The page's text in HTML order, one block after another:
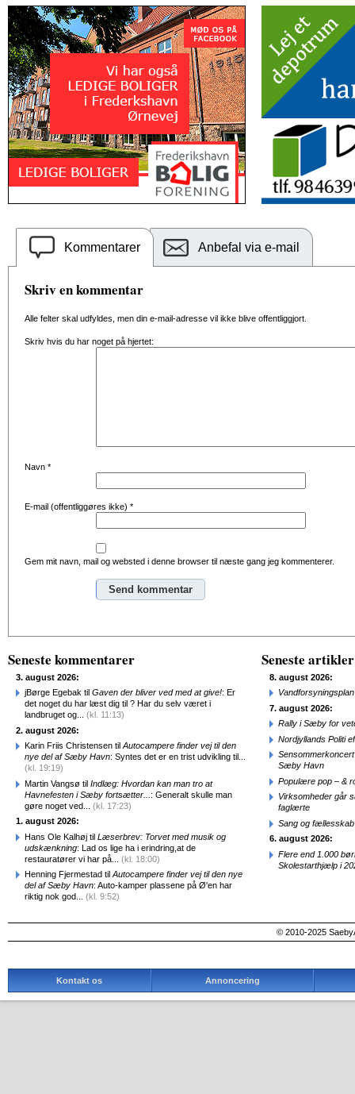
Kommentarer Anbefal via e-mail
Skriv en kommentar
Alle felter skal udfyldes, men din e-mail-adresse vil ikke blive offentliggjort.
Skriv hvis du har noget på hjertet:
Navn *
E-mail (offentliggøres ikke) *
Gem mit navn, mail og websted i denne browser til næste gang jeg kommenterer.
Seneste kommentarer
3. august 2026:
jBørge Egebak til Gaven der bliver ved med at give!: Er
det noget du har læst dig til ? Har du selv været i
landbruget og... (kl. 11:13)
2. august 2026:
Karin Friis Christensen til Autocampere finder vej til den
nye del af Sæby Havn: Syntes det er en trist udvikling til...
(kl. 19:19)
Martin Vangsø til Indlæg: Hvordan kan man tro at
Havnefesten i Sæby fortsætter... : Generalt skulle man
gøre noget ved... (kl. 17:23)
1. august 2026:
Hans Ole Kalhøj til Læserbrev: Torvet med musik og
udskænkning: Lad os lige ha i erindring,at de
restauratører vi har på... (kl. 18:00)
Henning Fjermestad til Autocampere finder vej til den nye
del af Sæby Havn: Auto-kamper plassene på Ø'en har
riktig nok god... (kl. 9:52)
Seneste artikler
8. august 2026:
7. august 2026:
Rally i Sæby for
Nordjyllands Politi
Sæby Havn
Populære pop – &
Virksomheder går
faglærte
Sang og
6. august 2026:
Flere end 1.000
Skolestarthjælp i
© 2010-2025
Kontakt os Annoncering